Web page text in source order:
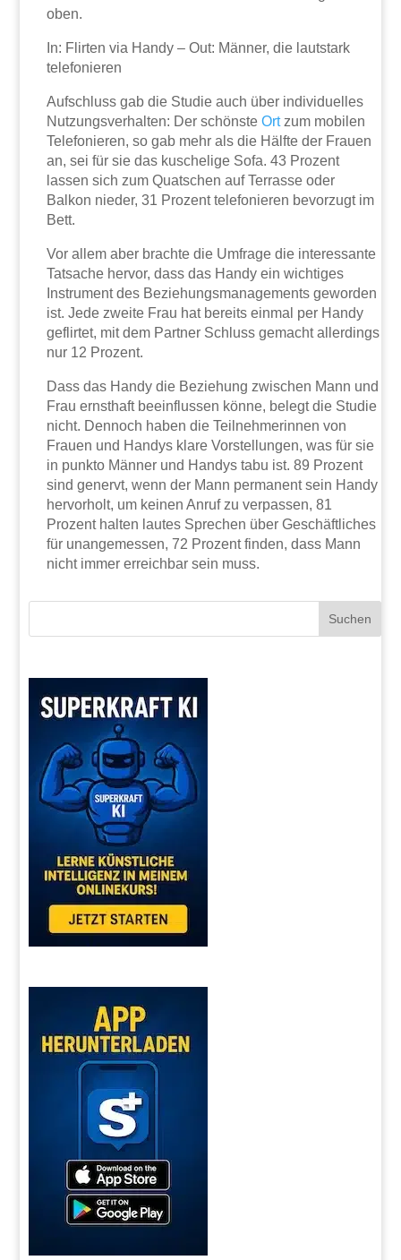
oben.
In: Flirten via Handy – Out: Männer, die lautstark
telefonieren
Aufschluss gab die Studie auch über individuelles
Nutzungsverhalten: Der schönsteOrtzum mobilen
Telefonieren, so gab mehr als die Hälfte der Frauen
an, sei für sie das ku­schelige Sofa. 43 Prozent
lassen sich zum Quatschen auf Terrasse oder
Balkon nieder, 31 Prozent telefonieren bevorzugt im
Bett.
Vor allem aber brachte die Umfrage die interessante
Tatsache hervor, dass das Handy ein wichtiges
Instrument des Beziehungsmanagements geworden
ist. Jede zweite Frau hat bereits einmal per Handy
geflirtet, mit dem Partner Schluss gemacht allerdings
nur 12 Prozent.
Dass das Handy die Beziehung zwischen Mann und
Frau ernsthaft beeinflussen könne, belegt die Studie
nicht. Dennoch haben die Teilnehmerinnen von
Frauen und Handys klare Vorstellungen, was für sie
in punkto Männer und Handys tabu ist. 89 Prozent
sind genervt, wenn der Mann permanent sein Handy
hervorholt, um keinen Anruf zu verpassen, 81
Prozent halten lautes Sprechen über Geschäftliches
für unangemessen, 72 Prozent finden, dass Mann
nicht immer erreichbar sein muss.